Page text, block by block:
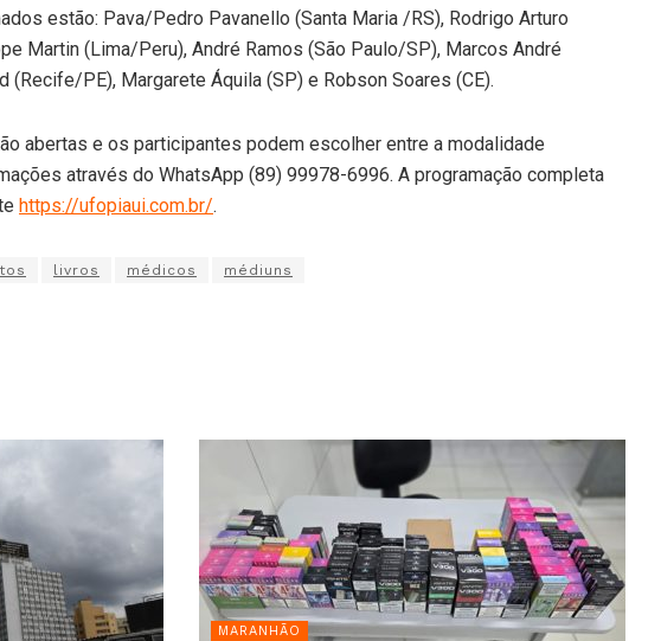
estão: Pava/Pedro Pavanello (Santa Maria /RS), Rodrigo Arturo
Martin (Lima/Peru), André Ramos (São Paulo/SP), Marcos André
(Recife/PE), Margarete Áquila (SP) e Robson Soares (CE).
abertas e os participantes podem escolher entre a modalidade
através do WhatsApp (89) 99978-6996. A programação completa
https://ufopiaui.com.br/.
livros médicos médiuns
MARANHÃO